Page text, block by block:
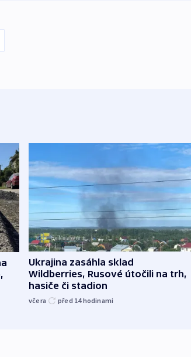
Ukrajina zasáhla sklad
Wildberries, Rusové útočili na trh,
hasiče či stadion
včera před 14hodinami